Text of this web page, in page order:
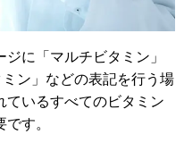
に「マルチビタミン」
ン」などの表記を行う場
ているすべてのビタミン
す。